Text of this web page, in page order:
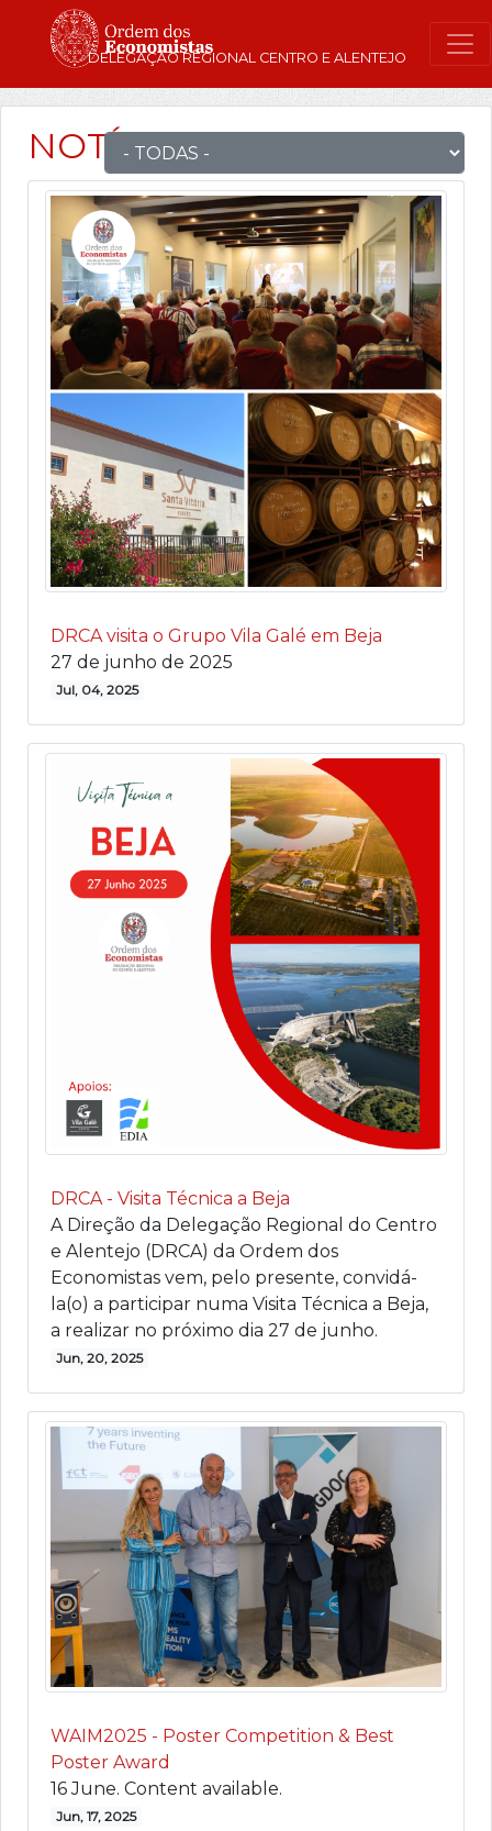
DELEGAÇÃO REGIONAL CENTRO E ALENTEJO
NOTÍCIAS
DRCA visita o Grupo Vila Galé em Beja
27 de junho de 2025
Jul, 04, 2025
DRCA - Visita Técnica a Beja
A Direção da Delegação Regional do Centro
e Alentejo (DRCA) da Ordem dos
Economistas vem, pelo presente, convidá-
la(o) a participar numa Visita Técnica a Beja,
a realizar no próximo dia 27 de junho.
Jun, 20, 2025
WAIM2025 - Poster Competition & Best
Poster Award
16 June. Content available.
Jun, 17, 2025